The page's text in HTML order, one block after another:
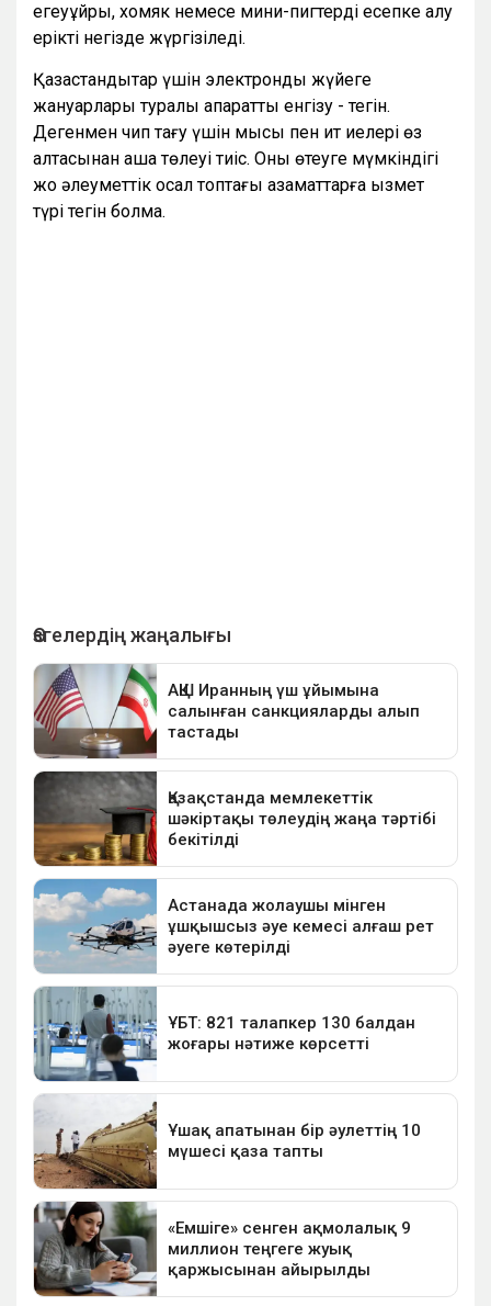
егеуқұйрық, хомяк немесе мини-пигтерді есепке алу
ерікті негізде жүргізіледі.
Қазақстандықтар үшін электрондық жүйеге
жануарлары туралы ақпаратты енгізу - тегін.
Дегенмен чип тағу үшін мысық пен ит иелері өз
қалтасынан ақша төлеуі тиіс. Оны өтеуге мүмкіндігі
жоқ әлеуметтік осал топтағы азаматтарға қызмет
түрі тегін болмақ.